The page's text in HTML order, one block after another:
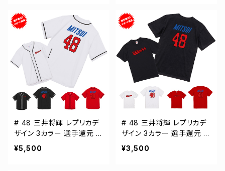
# 48 三井将輝 レプリカデ
ザイン 3カラー 選手還元 ベ
ースボールシャツ S-XXLサ
イズ 598201
¥5,500
# 48 三井将輝 レプリカデ
ザイン 3カラー 選手還元 半
袖Tシャツ S-XXXLサイズ
500101
¥3,500